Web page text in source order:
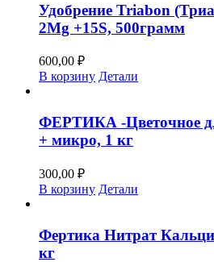
Удобрение Triabon
2Mg +15S, 500грамм
600,00 ₽
В корзину Детали
ФЕРТИКА -Цветочное
+ микро, 1 кг
300,00 ₽
В корзину Детали
Фертика Нитрат
кг